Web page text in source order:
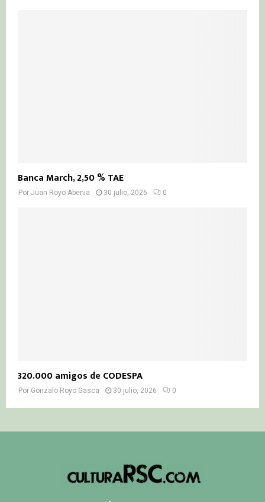
Banca March, 2,50 % TAE
Por Juan Royo Abenia 30 julio, 2026 0
320.000 amigos de CODESPA
Por Gonzalo Royo Gasca 30 julio, 2026 0